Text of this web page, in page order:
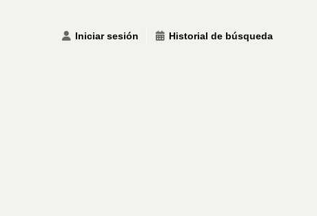
Iniciar sesión Historial de búsqueda